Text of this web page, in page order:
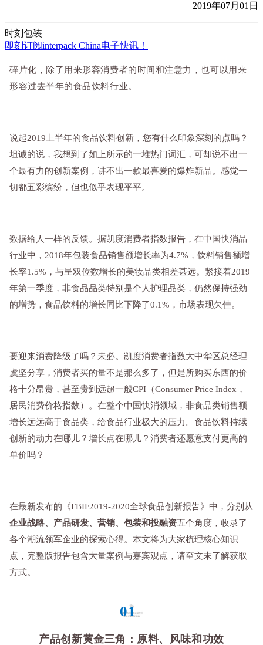
2019年07月01日
时刻包装
即刻订阅interpack China电子快讯！
碎片化，除了用来形容消费者的时间和注意力，也可以用来
形容过去半年的食品饮料行业。
说起2019上半年的食品饮料创新，您有什么印象深刻的点吗？
坦诚的说，我想到了如上所示的一堆热门词汇，可却说不出一
个最有力的创新案例，讲不出一款最喜爱的爆炸新品。感觉一
切都五彩缤纷，但也似乎表现平平。
数据给人一样的反馈。据凯度消费者指数报告，在中国快消品
行业中，2018年包装食品销售额增长率为4.7%，饮料销售额增
长率1.5%，与呈双位数增长的美妆品类相差甚远。紧接着2019
年第一季度，非食品品类特别是个人护理品类，仍然保持强劲
的增势，食品饮料的增长同比下降了0.1%，市场表现欠佳。
要迎来消费降级了吗？未必。凯度消费者指数大中华区总经理
虞坚分享，消费者买的量不是那么多了，但是所购买东西的价
格十分昂贵，甚至贵到远超一般CPI（Consumer Price Index，
居民消费价格指数）。在整个中国快消领域，非食品类销售额
增长远远高于食品类，给食品行业极大的压力。食品饮料持续
创新的动力在哪儿？增长点在哪儿？消费者还愿意支付更高的
单价吗？
在最新发布的《FBIF2019-2020全球食品创新报告》中，分别从
企业战略、产品研发、营销、包装和投融资五个角度，收录了
各个潮流领军企业的探索心得。本文将为大家梳理核心知识
点，完整版报告包含大量案例与嘉宾观点，请至文末了解获取
方式。
01
产品创新黄金三角：原料、风味和功效